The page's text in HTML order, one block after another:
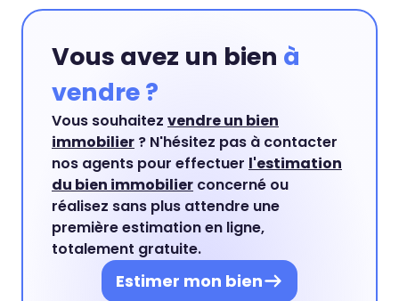
Vous avez un bien à
vendre ?
Vous souhaitez vendre un bien
immobilier ? N'hésitez pas à contacter
nos agents pour effectuer l'estimation
du bien immobilier concerné ou
réalisez sans plus attendre une
première estimation en ligne,
totalement gratuite.
Estimer mon bien